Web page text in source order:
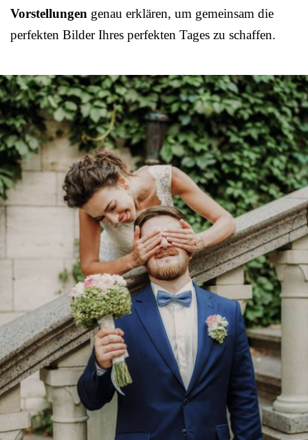
Vorstellungen genau erklären, um gemeinsam die
perfekten Bilder Ihres perfekten Tages zu schaffen.